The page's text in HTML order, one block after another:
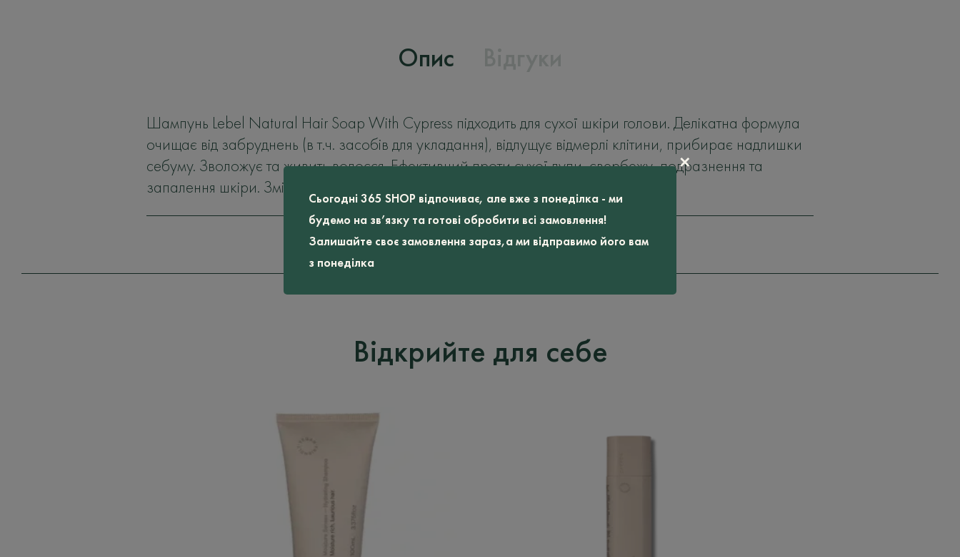
Сьогодні 365 SHOP відпочиває, але вже з понеділка - ми
будемо на зв’язку та готові обробити всі замовлення!
Залишайте своє замовлення зараз,а ми відправимо його вам
з понеділка
✕
Опис
Шампунь Lebel Natural Hair Soap With Cypress підходить для сухої шкіри голови. Делікатна формула
очищає від забруднень (в т.ч. засобiв для укладання), відлущує відмерлі клітини, прибирає надлишки
себуму. Зволожує та живить волосся. Ефективний проти сухої лупи, свербежу, подразнення та
запалення шкіри. Зміцнює цибулини волосся, захищає від УФ (SPF 15).
Відкрийте для себе